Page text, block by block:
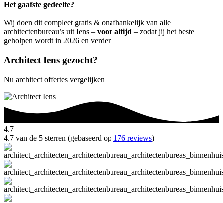
Het gaafste gedeelte?
Wij doen dit compleet gratis & onafhankelijk van alle
architectenbureau’s uit Iens – voor altijd – zodat jij het beste
geholpen wordt in 2026 en verder.
Architect Iens gezocht?
Nu architect offertes vergelijken
4.7
4.7 van de 5 sterren (gebaseerd op 176 reviews)